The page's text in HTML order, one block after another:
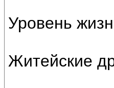
Уровень
Житейские